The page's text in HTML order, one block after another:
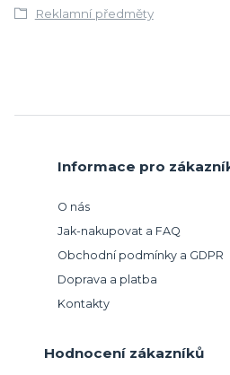
Reklamní předměty
Informace pro
O nás
Jak-nakupovat a FAQ
Obchodní podmínky a GDPR
Doprava a platba
Kontakty
Hodnocení zákazníků